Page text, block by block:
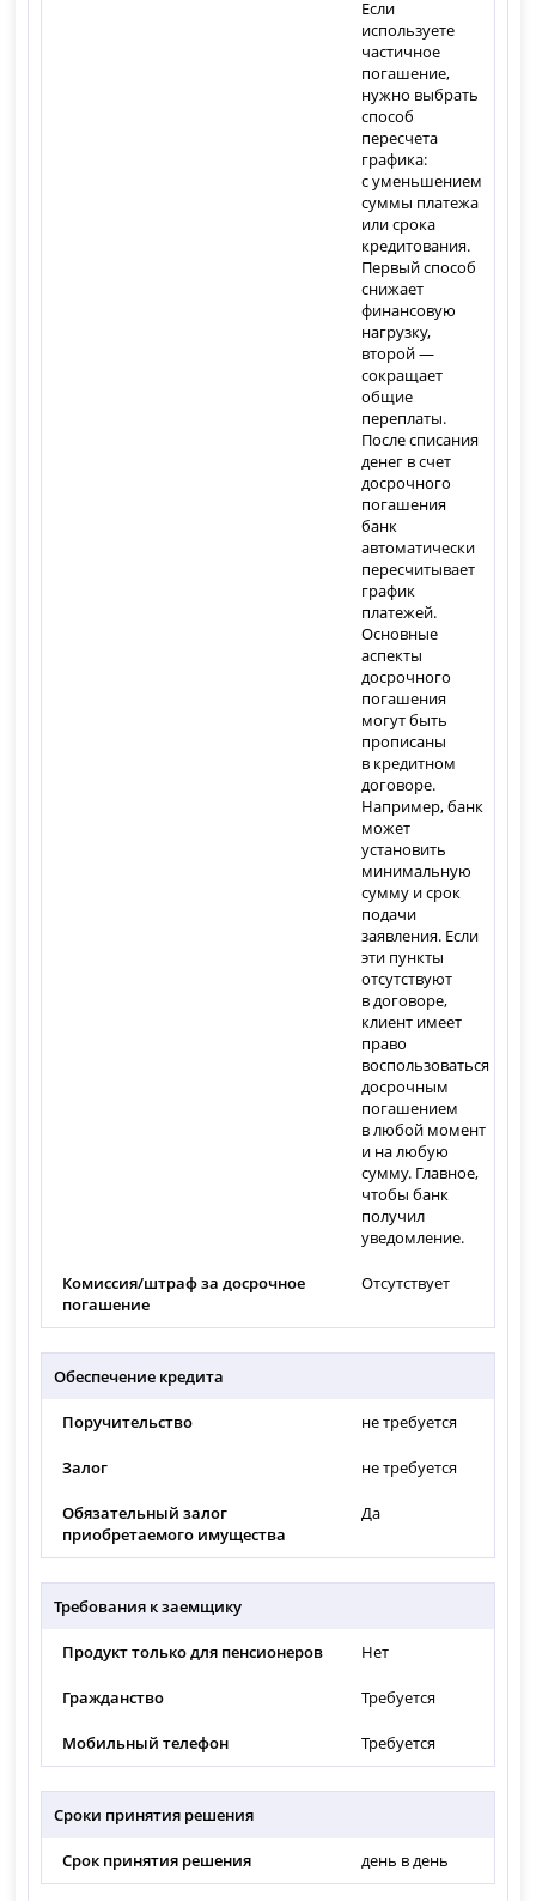
Если
используете
частичное
погашение,
нужно выбрать
способ
пересчета
графика:
с уменьшением
суммы платежа
или срока
кредитования.
Первый способ
снижает
финансовую
нагрузку,
второй —
сокращает
общие
переплаты.
После списания
денег в счет
досрочного
погашения
банк
автоматически
пересчитывает
график
платежей.
Основные
аспекты
досрочного
погашения
могут быть
прописаны
в кредитном
договоре.
Например, банк
может
установить
минимальную
сумму и срок
подачи
заявления. Если
эти пункты
отсутствуют
в договоре,
клиент имеет
право
воспользоваться
досрочным
погашением
в любой момент
и на любую
сумму. Главное,
чтобы банк
получил
уведомление.
Комиссия/штраф за досрочное
погашение
Отсутствует
Обеспечение кредита
Поручительство не требуется
Залог не требуется
Обязательный залог
приобретаемого имущества
Да
Требования к заемщику
Продукт только для пенсионеров Нет
Гражданство Требуется
Мобильный телефон Требуется
Сроки принятия решения
Срок принятия решения день в день